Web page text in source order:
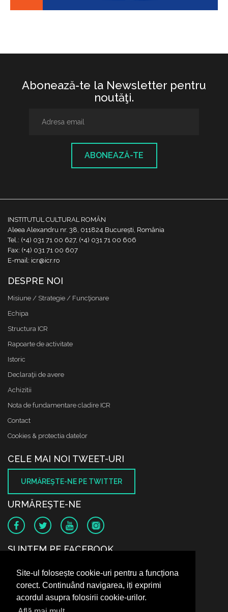
Site-ul folosește cookie-uri pentru a funcționa
corect. Continuând navigarea, iți exprimi
acordul asupra folosirii cookie-urilor.
Abonează-te la Newsletter pentru
noutăţi.
ABONEAZĂ-TE
INSTITUTUL CULTURAL ROMÂN
Aleea Alexandru nr. 38, 011824 București, România
Tel.: (+4) 031 71 00 627, (+4) 031 71 00 606
Fax: (+4) 031 71 00 607
E-mail: icr@icr.ro
DESPRE NOI
Misiune / Strategie / Funcţionare
Echipa
Structura ICR
Rapoarte de activitate
Istoric
Declaraţii de avere
Achizitii
Nota de fundamentare cladire ICR
Contact
Cookies & protectia datelor
CELE MAI NOI TWEET-URI
URMĂREŞTE-NE PE TWITTER
URMĂREŞTE-NE
SUNTEM PE FACEBOOK